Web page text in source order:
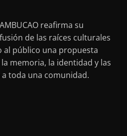
reafirma su
de las raíces culturales
al público una propuesta
memoria, la identidad y las
toda una comunidad.